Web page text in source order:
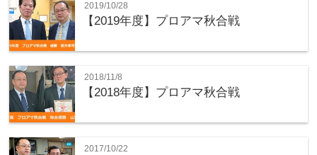
2019/10/28
【2019年度】プロアマ秋合戦
2018/11/8
【2018年度】プロアマ秋合戦
2017/10/22